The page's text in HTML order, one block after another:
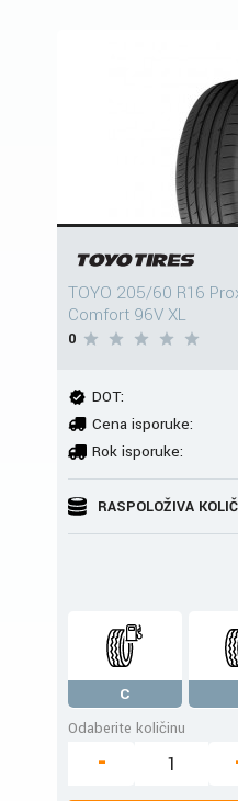
TOYO 205/60 R16
Comfort 96V XL
0
DOT:
Cena isporuke:
Rok isporuke:
RASPOLOŽIVA
C
Odaberite količinu
-